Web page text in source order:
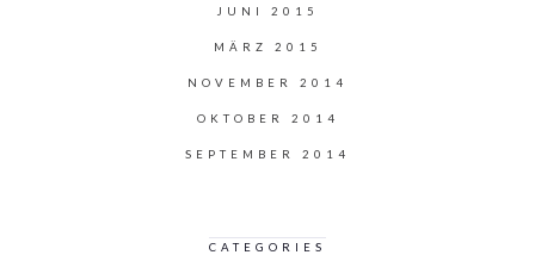
JUNI 2015
MÄRZ 2015
NOVEMBER 2014
OKTOBER 2014
SEPTEMBER 2014
CATEGORIES